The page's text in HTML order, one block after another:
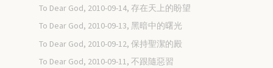
To Dear God, 2010-09-14, 存在天上的盼望
To Dear God, 2010-09-13, 黑暗中的曙光
To Dear God, 2010-09-12, 保持聖潔的殿
To Dear God, 2010-09-11, 不跟隨惡習